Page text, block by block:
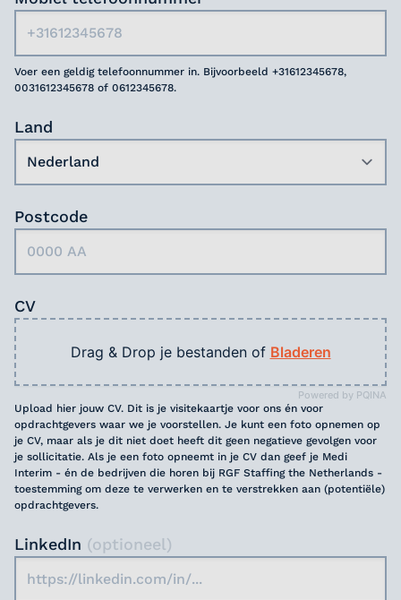
Voer een geldig telefoonnummer in. Bijvoorbeeld +31612345678,
0031612345678 of 0612345678.
Land
Postcode
CV
Powered by PQINA
Drag & Drop je bestanden of Bladeren
Upload hier jouw CV. Dit is je visitekaartje voor ons én voor
opdrachtgevers waar we je voorstellen. Je kunt een foto opnemen op
je CV, maar als je dit niet doet heeft dit geen negatieve gevolgen voor
je sollicitatie. Als je een foto opneemt in je CV dan geef je Medi
Interim - én de bedrijven die horen bij RGF Staffing the Netherlands -
toestemming om deze te verwerken en te verstrekken aan (potentiële)
opdrachtgevers.
LinkedIn (optioneel)